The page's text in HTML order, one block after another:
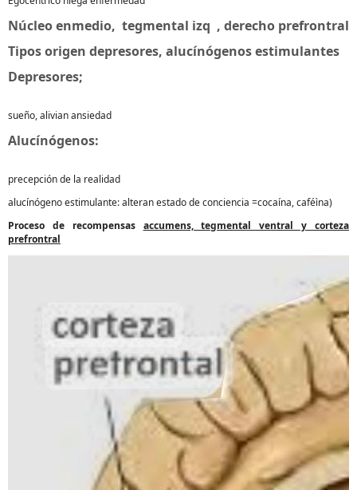
Núcleo enmedio, tegmental izq , derecho prefrontral
Tipos origen depresores, alucínógenos estimulantes
Depresores;
sueño, alivian ansiedad
Alucínógenos:
precepción de la realidad
alucínógeno estimulante: alteran estado de conciencia =cocaína, caféìna)
Proceso de recompensas accumens, tegmental ventral y corteza
prefrontral